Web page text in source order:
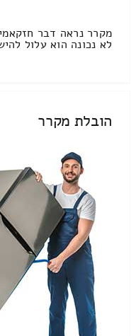
מקרר נראה דבר
לא נכונה הוא עלול
הובלת מקרר